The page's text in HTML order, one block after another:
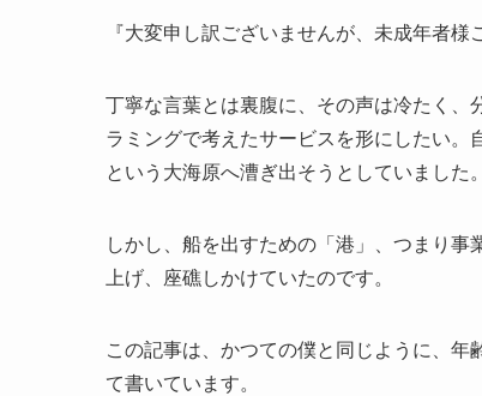
『大変申し訳ございませんが、未成年者
丁寧な言葉とは裏腹に、その声は冷たく、
ラミングで考えたサービスを形にしたい。
という大海原へ漕ぎ出そうとしていました。
しかし、船を出すための「港」、つまり
上げ、座礁しかけていたのです。
この記事は、かつての僕と同じように、
て書いています。